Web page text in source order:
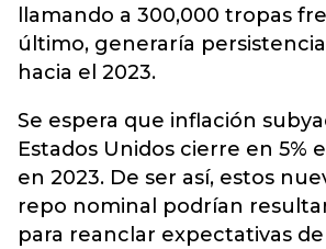
llamando a 300,000 tropas
último, generaría
hacia el 2023.
Se espera que inflación
Estados Unidos cierre en 5%
en 2023. De ser así, estos
repo nominal podrían
para reanclar expectativas